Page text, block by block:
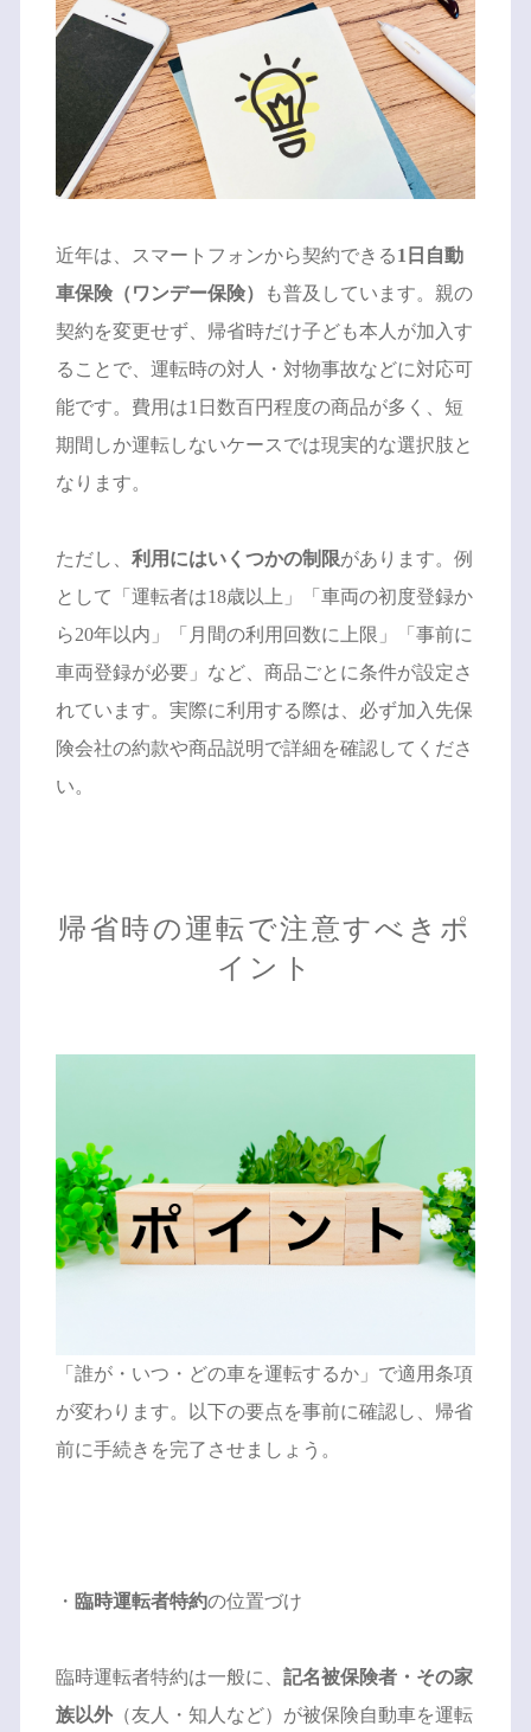
近年は、スマートフォンから契約できる1日自動
車保険（ワンデー保険）
も普及しています。親の
契約を変更せず、帰省時だけ子ども本人が加入す
ることで、運転時の対人・対物事故などに対応可
能です。費用は1日数百円程度の商品が多く、短
期間しか運転しないケースでは現実的な選択肢と
なります。
ただし、 利用にはいくつかの制限があります。例
として「運転者は18歳以上」「車両の初度登録か
ら20年以内」「月間の利用回数に上限」「事前に
車両登録が必要」など、商品ごとに条件が設定さ
れています。実際に利用する際は、必ず加入先保
険会社の約款や商品説明で詳細を確認してくださ
い。
帰省時の運転で注意すべきポ
イント
「誰が・いつ・どの車を運転するか」で適用条項
が変わります。以下の要点を事前に確認し、帰省
前に手続きを完了させましょう。
・ 臨時運転者特約の位置づけ
臨時運転者特約は一般に、 記名被保険者・その家
族以外（友人・知人など）が被保険自動車を運転